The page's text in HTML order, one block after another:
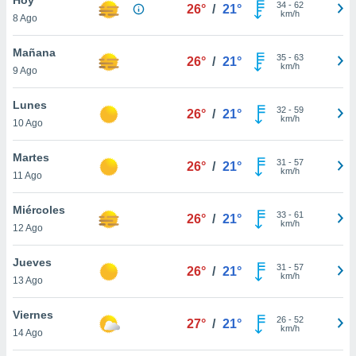
en
más
nuestra
de
cookies
aceptar
8 Ago
26° / 21° 34- 62
km/h
Mañana
9 Ago
26° / 21° 35- 63
km/h
Lunes
10 Ago
26° / 21° 32- 59
km/h
Martes
11 Ago
26° / 21° 31 - 57
km/h
Miércoles
12 Ago
26° / 21° 33- 61
km/h
Jueves
13 Ago
26° / 21° 31 - 57
km/h
Viernes
14 Ago
27° / 21° 26- 52
km/h